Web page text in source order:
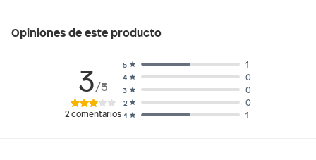
Opiniones de este producto
3/5
2comentarios 1 1
2 0
3 0
4 0
5 1